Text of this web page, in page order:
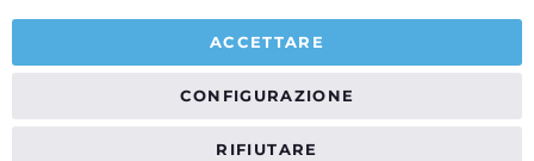
ACCETTARE
CONFIGURAZIONE
RIFIUTARE